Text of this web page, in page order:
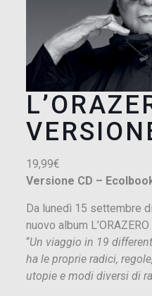
19,99€
Versione CD –
Da lunedì 15 settembre
nuovo album
“Un viaggio in 19
ha le proprie radici,
utopie e modi diversi di